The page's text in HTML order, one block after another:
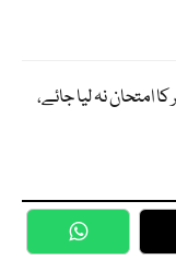
نہ لیا جائے،
WhatsApp